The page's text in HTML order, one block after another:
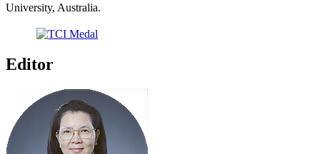
University, Australia.
Editor